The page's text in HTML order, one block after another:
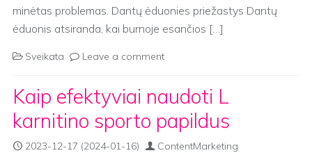
minėtas problemas. Dantų ėduonies priežastys Dantų
ėduonis atsiranda, kai burnoje esančios […]
Sveikata Leave a comment
Kaip efektyviai naudoti L
karnitino sporto papildus
2023-12-17 (2024-01-16) ContentMarketing